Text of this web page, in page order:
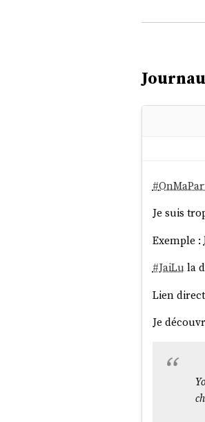
#
Je suis
Exemple :
#JaiLu la
Lien
Je